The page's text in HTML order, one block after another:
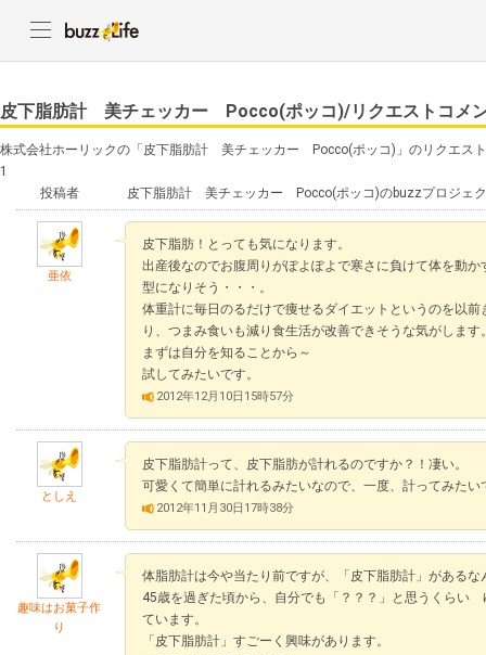
皮下脂肪計 美チェッカー Pocco(ポッコ)/リクエストコメ
株式会社ホーリックの「皮下脂肪計 美チェッカー Pocco(ポッコ)」のリクエス
1
投稿者
皮下脂肪計 美チェッカー Pocco(ポッコ)のbuzzプロジェ
亜依
皮下脂肪！とっても気になります。
出産後なのでお腹周りがぽよぽよで寒さに負けて体を動
型になりそう・・・。
体重計に毎日のるだけで痩せるダイエットというのを以
り、つまみ食いも減り食生活が改善できそうな気がします
まずは自分を知ることから～
試してみたいです。
2012年12月10日15時57分
としえ
皮下脂肪計って、皮下脂肪が計れるのですか？！凄い。
可愛くて簡単に計れるみたいなので、一度、計ってみた
2012年11月30日17時38分
趣味はお菓子作
り
体脂肪計は今や当たり前ですが、「皮下脂肪計」があるな
45歳を過ぎた頃から、自分でも「？？？」と思うくらい
ています。
「皮下脂肪計」すごーく興味があります。